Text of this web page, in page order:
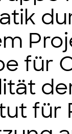
für
für